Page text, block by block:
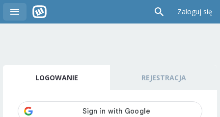
Zaloguj się
LOGOWANIE REJESTRACJA